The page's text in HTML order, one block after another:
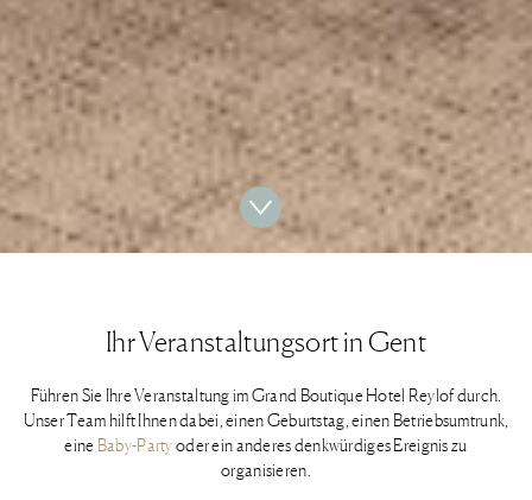
Ihr Veranstaltungsort in Gent
Führen Sie Ihre Veranstaltung im Grand Boutique Hotel Reylof durch.
Unser Team hilft Ihnen dabei, einen Geburtstag, einen Betriebsumtrunk,
eine Baby-Partyoder ein anderes denkwürdiges Ereignis zu
organisieren.